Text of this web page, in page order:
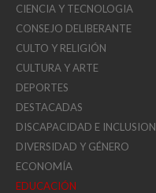
CIENCIA Y TECNOLOGIA
CONSEJO DELIBERANTE
CULTO Y RELIGIÓN
CULTURA Y ARTE
DEPORTES
DESTACADAS
DISCAPACIDAD E INCLUSION
DIVERSIDAD Y GÉNERO
ECONOMÍA
EDUCACIÓN